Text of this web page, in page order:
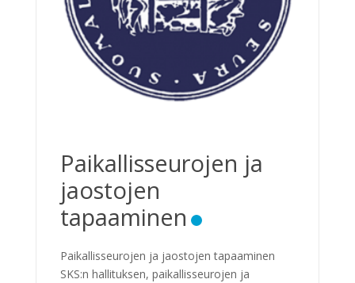
Paikallisseurojen ja
jaostojen
tapaaminen
Paikallisseurojen ja jaostojen tapaaminen
SKS:n hallituksen, paikallisseurojen ja